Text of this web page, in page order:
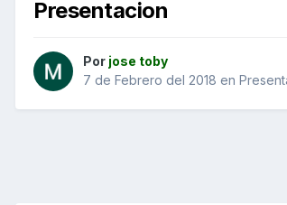
Presentacion
Por jose toby
7 de Febrero del 2018 en